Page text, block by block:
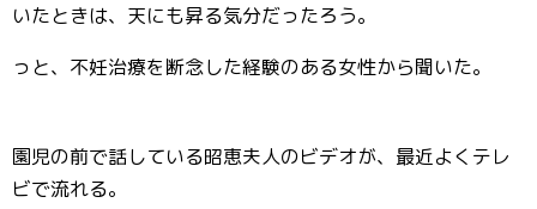
いたときは、天にも昇る気分だったろう。
っと、不妊治療を断念した経験のある女性から聞いた。
園児の前で話している昭恵夫人のビデオが、最近よくテレ
ビで流れる。